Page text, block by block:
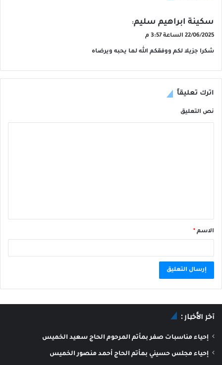
ي
ق
ل
سكينة ابراهيم سليم:
22/06/2025 الساعة 3:57 م
شكرا جزيلا لكم ووفقكم الله لما يحبه ويرضاه
اترك تعليقاً
نص التعليق
الاسم *
t
آخر الأخبار :
إحياء مناسبات صفر بمأتم المرحوم الحاج سعيد الخميس
إحياء مجلس حسيني بمأتم الحاج أحمد منصور الخميس